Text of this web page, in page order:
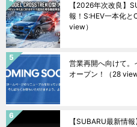
【2026年次改良】
報！S:HEV一本化と
view）
営業再開へ向けて。
オープン！
（28
【SUBARU最新情